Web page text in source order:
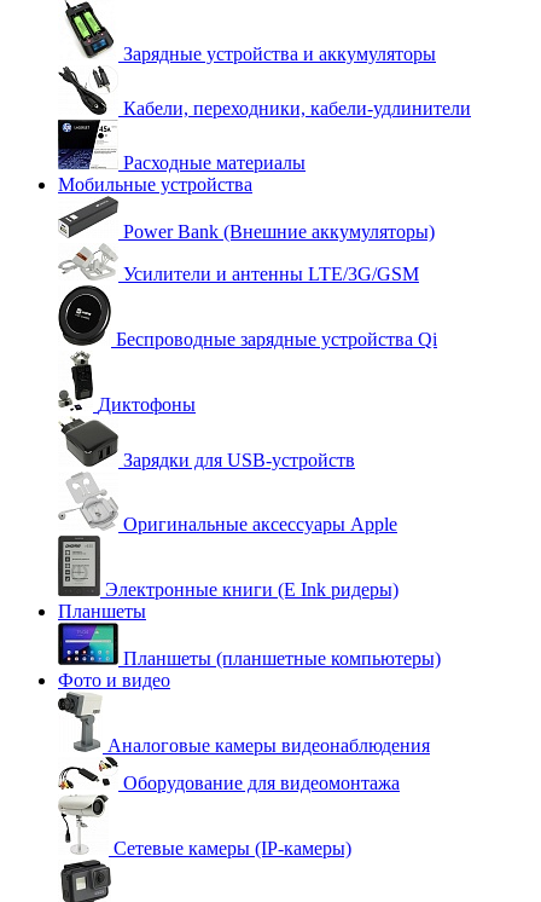
Зарядные устройства и аккумуляторы
Кабели, переходники, кабели-удлинители
Расходные материалы
Мобильные устройства
Power Bank (Внешние аккумуляторы)
Усилители и антенны LTE/3G/GSM
Беспроводные зарядные устройства Qi
Диктофоны
Зарядки для USB-устройств
Оригинальные аксессуары Apple
Электронные книги (E Ink ридеры)
Планшеты
Планшеты (планшетные компьютеры)
Фото и видео
Аналоговые камеры видеонаблюдения
Оборудование для видеомонтажа
Сетевые камеры (IP-камеры)